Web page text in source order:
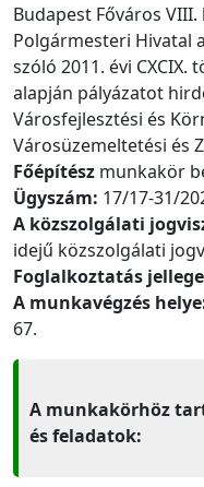
Budapest Főváros
Polgármesteri Hivatal
szóló 2011. évi CXCIX.
alapján pályázatot
Városfejlesztési és
Városüzemeltetési és
Főépítész munkakör
Ügyszám: 17/17-31/
A közszolgálati
idejű közszolgálati
Foglalkoztatás
A munkavégzés
67.
A munkakörhöz
és feladatok: